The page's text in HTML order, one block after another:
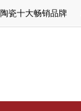
陶瓷十大畅销品牌